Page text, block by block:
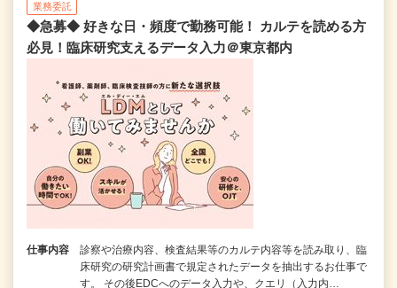
業務委託
◆急募◆ 好きな日・頻度で勤務可能！ カルテを読める方
必見！臨床研究支えるデータ入力＠東京都内
仕事内容
診察や治療内容、検査結果等のカルテ内容等を読み取り、臨
床研究の研究計画書で規定されたデータを抽出するお仕事で
す。 その後EDCへのデータ入力や、クエリ（入力内…